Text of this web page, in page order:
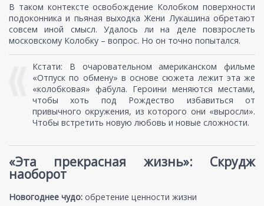
В таком контексте освобождение Колобком поверхности
подоконника и пьяная выходка Жени Лукашина обретают
совсем иной смысл. Удалось ли на деле повзрослеть
московскому Колобку – вопрос. Но он точно попытался.
Кстати: В очаровательном американском фильме
«Отпуск по обмену» в основе сюжета лежит эта же
«колобковая» фабула. Героини меняются местами,
чтобы хоть под Рождество избавиться от
привычного окружения, из которого они «выросли».
Чтобы встретить новую любовь и новые сложности.
«Эта прекрасная жизнь»: Скрудж
наоборот
Новогоднее чудо: обретение ценности жизни